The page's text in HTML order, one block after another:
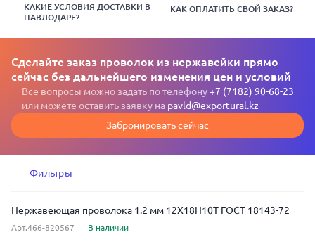
КАКИЕ УСЛОВИЯ ДОСТАВКИ В
ПАВЛОДАРЕ?
КАК ОПЛАТИТЬ СВОЙ ЗАКАЗ?
Сделайте заказ проволок из нержавейки прямо
сейчас без дальнейшего изменения цен и условий
Все вопросы можно задать по телефону+7 (7182) 90-68-23
или можете оставить заявку на pavld@exportural.kz
Забронировать сейчас
Фильтры
Нержавеющая проволока 1.2 мм 12Х18Н10Т ГОСТ 18143-72
Арт.466-820567 В наличии